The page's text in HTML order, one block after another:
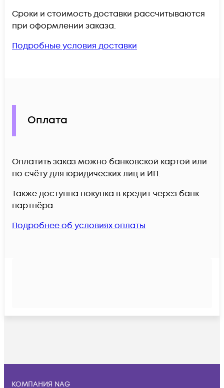
Сроки и стоимость доставки рассчитываются
при оформлении заказа.
Подробные условия доставки
Оплата
Оплатить заказ можно банковской картой или
по счёту для юридических лиц и ИП.
Также доступна покупка в кредит через банк-
партнёра.
Подробнее об условиях оплаты
КОМПАНИЯ NAG